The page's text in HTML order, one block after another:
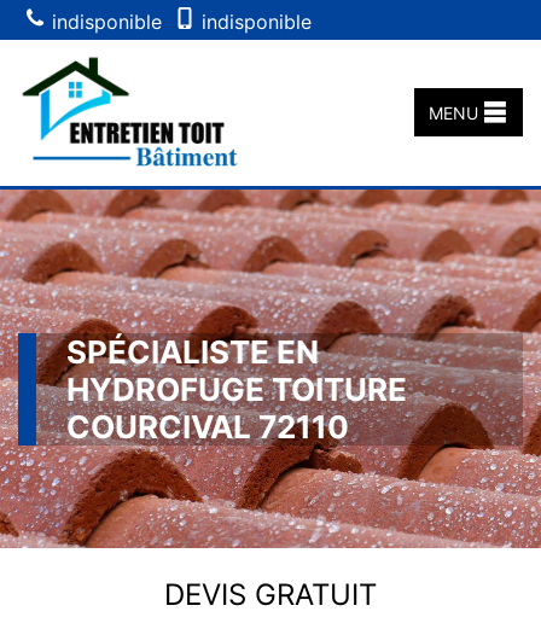
indisponible indisponible
MENU
SPÉCIALISTE EN
HYDROFUGE TOITURE
COURCIVAL 72110
DEVIS GRATUIT